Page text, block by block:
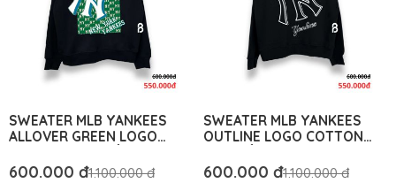
SWEATER MLB YANKEES
ALLOVER GREEN LOGO
RỘNG - BM AUTHENTIC
600.000 đ1.100.000 đ
SWEATER MLB YANKEES
OUTLINE LOGO COTTON
AUTHENTIC
600.000 đ1.100.000 đ